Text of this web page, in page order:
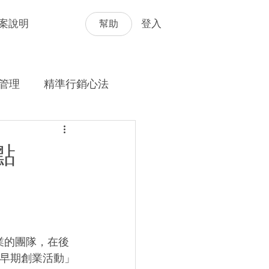
說明 幫助 登入
理 精準行銷心法
的團隊，在後
期創業活動」